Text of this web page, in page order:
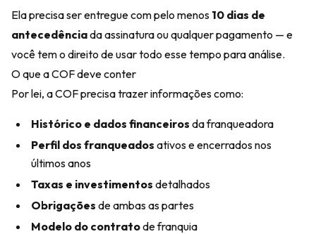
Ela precisa ser entregue com pelo menos 10 dias de
antecedênciada assinatura ou qualquer pagamento — e
você tem o direito de usar todo esse tempo para análise.
O que a COF deve conter
Por lei, a COF precisa trazer informações como:
Histórico e dados financeiros da franqueadora
Perfil dos franqueados ativos e encerrados nos
últimos anos
Taxas e investimentos detalhados
Obrigações de ambas as partes
Modelo do contratode franquia